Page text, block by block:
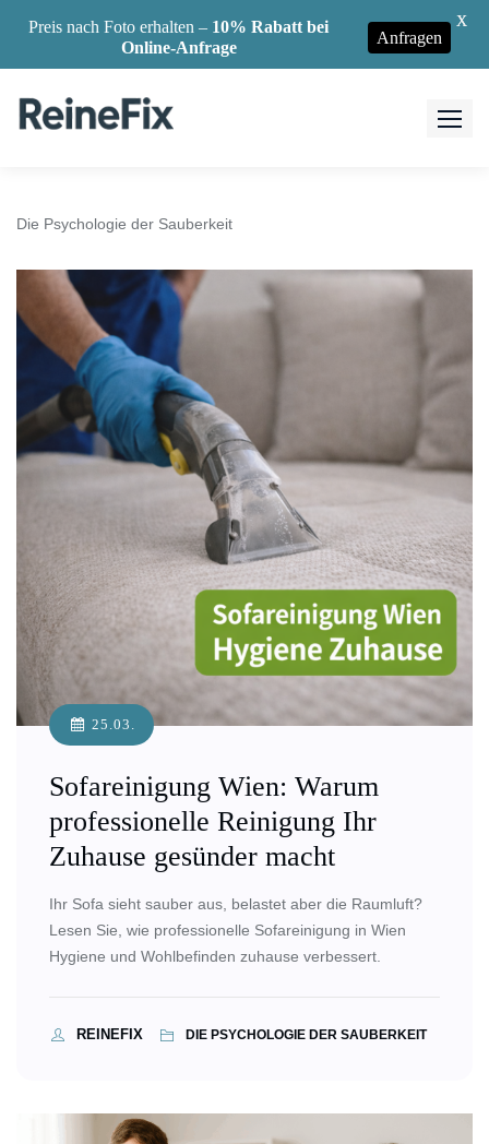
content
Die Psychologie der Sauberkeit
25.03.
Sofareinigung Wien: Warum
professionelle Reinigung Ihr
Zuhause gesünder macht
Ihr Sofa sieht sauber aus, belastet aber die Raumluft?
Lesen Sie, wie professionelle Sofareinigung in Wien
Hygiene und Wohlbefinden zuhause verbessert.
REINEFIX DIE PSYCHOLOGIE DER SAUBERKEIT
Preis nach Foto erhalten – 10% Rabatt bei
Online-Anfrage
Anfragen
X